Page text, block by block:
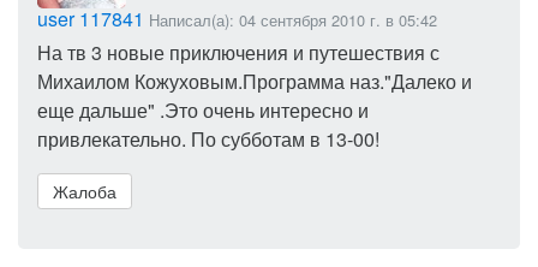
user 117841 Написал(а): 04 сентября 2010 г. в 05:42
На тв 3 новые приключения и путешествия с
Михаилом Кожуховым.Программа наз."Далеко и
еще дальше" .Это очень интересно и
привлекательно. По субботам в 13-00!
Жалоба